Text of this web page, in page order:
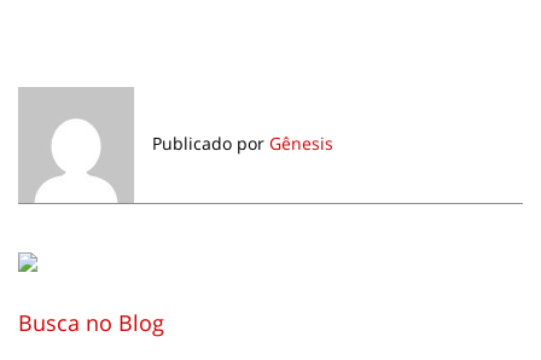
Publicado por Gênesis
Busca no Blog